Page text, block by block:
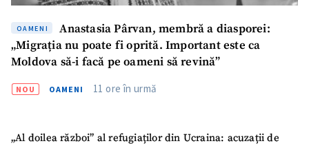
OAMENI
Anastasia Pârvan, membră a diasporei:
„Migrația nu poate fi oprită. Important este ca
Moldova să-i facă pe oameni să revină”
NOU OAMENI 11 ore în urmă
„Al doilea război” al refugiaților din Ucraina: acuzații de